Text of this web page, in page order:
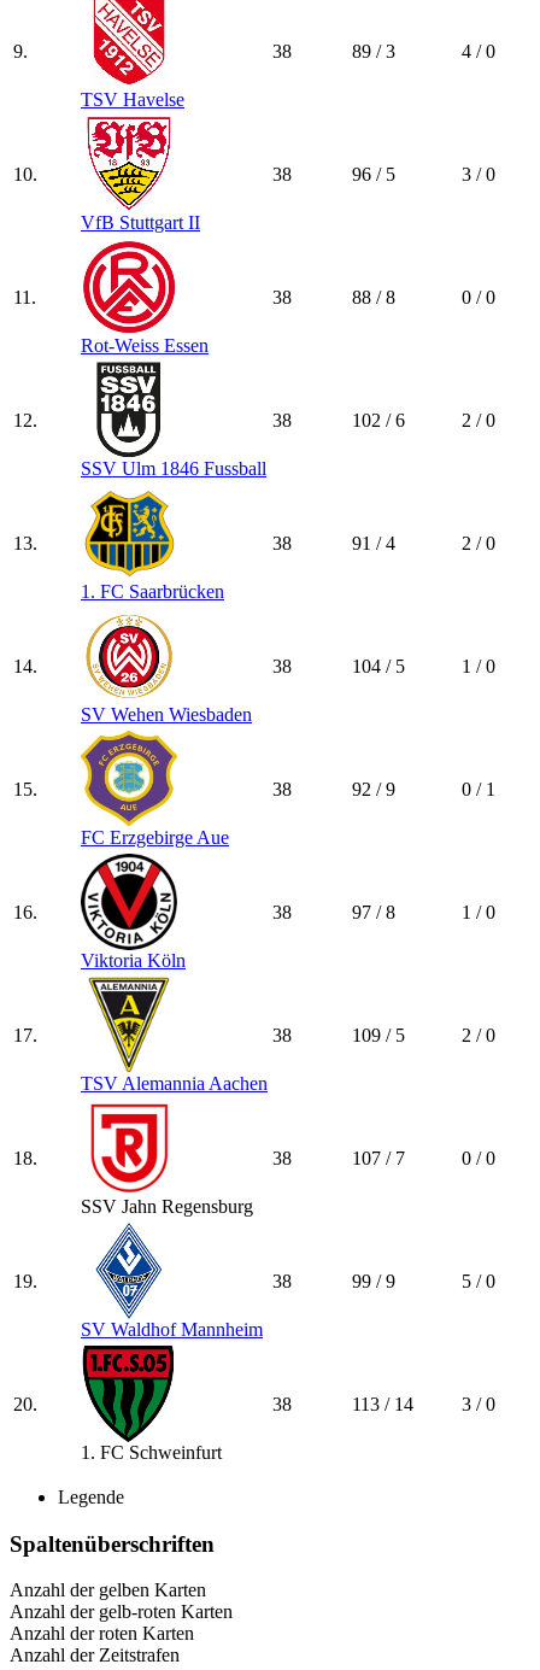
9.
TSV Havelse
38 89 / 3 4 / 0
10.
VfB Stuttgart II
38 96 / 5 3 / 0
11.
Rot-Weiss Essen
38 88 / 8 0 / 0
12.
SSV Ulm 1846 Fussball
38 102 / 6 2 / 0
13.
1. FC Saarbrücken
38 91 / 4 2 / 0
14.
SV Wehen Wiesbaden
38 104 / 5 1 / 0
15.
FC Erzgebirge Aue
38 92 / 9 0 / 1
16.
Viktoria Köln
38 97 / 8 1 / 0
17.
TSV Alemannia Aachen
38 109 / 5 2 / 0
18.
SSV Jahn Regensburg
38 107 / 7 0 / 0
19.
SV Waldhof Mannheim
38 99 / 9 5 / 0
20.
1. FC Schweinfurt
38 113 / 14 3 / 0
Legende
Spaltenüberschriften
Anzahl der gelben Karten
Anzahl der gelb-roten Karten
Anzahl der roten Karten
Anzahl der Zeitstrafen